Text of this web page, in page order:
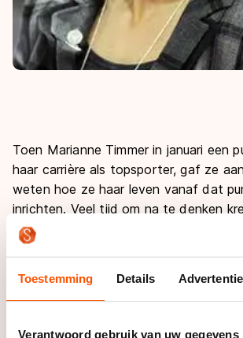
Toestemming Details
Verantwoord gebruik van uw gegevens
Toen Marianne Timmer in januari een
haar carrière als topsporter, gaf ze
weten hoe ze haar leven vanaf dat
inrichten. Veel tijd om na te denken
"Ik had wel in mijn achterhoofd dat ik
veronderstelling om dat bij Team Liga
Toen die gelegenheid zich voordeed,
echt nog wel even over moeten